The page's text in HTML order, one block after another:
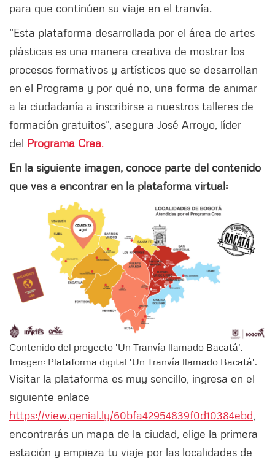
para que continúen su viaje en el tranvía.
"Esta plataforma desarrollada por el área de artes
plásticas es una manera creativa de mostrar los
procesos formativos y artísticos que se desarrollan
en el Programa y por qué no, una forma de animar
a la ciudadanía a inscribirse a nuestros talleres de
formación gratuitos”, asegura José Arroyo, líder
del Programa Crea.
En la siguiente imagen, conoce parte del contenido
que vas a encontrar en la plataforma virtual:
Contenido del proyecto 'Un Tranvía llamado Bacatá'.
Imagen: Plataforma digital 'Un Tranvía llamado Bacatá'.
Visitar la plataforma es muy sencillo, ingresa en el
siguiente enlace
https://view.genial.ly/60bfa42954839f0d10384ebd
encontrarás un mapa de la ciudad, elige la primera
estación y empieza tu viaje por las localidades de